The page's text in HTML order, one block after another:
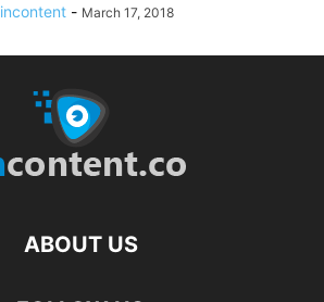
incontent - March 17, 2018
ABOUT US